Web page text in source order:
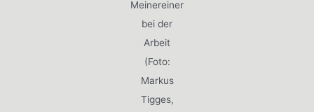
Meinereiner
bei der
Arbeit
(Foto:
Markus
Tigges,